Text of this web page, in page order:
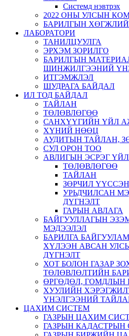
Системд нэвтрэх
2022 ОНЫ УЛСЫН
БАРИЛГЫН
ЛАБОРАТОРИ
ТАНИЛЦУУЛГА
ЭРХЭМ ЗОРИЛГО
БАРИЛГЫН
ШИНЖИЛГЭЭНИЙ
ИТГЭМЖЛЭЛ
ШУДРАГА БАЙДАЛ
ИЛ ТОД БАЙДАЛ
ТАЙЛАН
ТӨЛӨВЛӨГӨӨ
САНХҮҮГИЙН ҮЙЛ
ХҮНИЙ НӨӨЦ
АУДИТЫН ТАЙЛАН,
СУЛ ОРОН ТОО
АВЛИГЫН ЭСРЭГ
ТӨЛӨВЛӨГӨӨ
ТАЙЛАН
ЗӨРЧИЛ
УРЬДЧИЛСАН
ДҮГНЭЛТ
ГАРЫН АВЛАГА
БАЙГУУЛЛАГЫН
МЭДЭЭЛЭЛ
БАРИЛГА
ХҮЛЭЭН АВСАН
ДҮГНЭЛТ
ХОТ БОЛОН ГАЗАР
ТӨЛӨВЛӨЛТИЙН
ӨРГӨДӨЛ, ГОМДЛЫН
ХУУЛИЙН
ҮНЭЛГЭЭНИЙ
ЦАХИМ СИСТЕМ
ГАЗРЫН ЦАХИМ
ГАЗРЫН КАДАСТРЫН